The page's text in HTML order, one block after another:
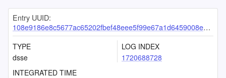
Entry UUID:
108e9186e8c5677ac65202fbef48eee5f99e67a1d6459008e8a870bf4ba24492c5c19e2801164ec5
TYPE
dsse
LOG INDEX
1720688728
INTEGRATED TIME